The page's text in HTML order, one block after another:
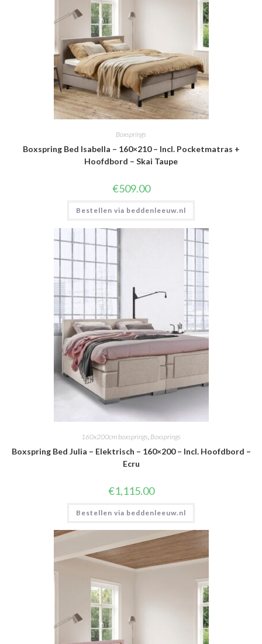
Boxsprings
Boxspring Bed Isabella – 160×210 – Incl. Pocketmatras +
Hoofdbord – Skai Taupe
€509.00
Bestellen via beddenleeuw.nl
160x200cm boxsprings Boxsprings
Boxspring Bed Julia – Elektrisch – 160×200 – Incl. Hoofdbord –
Ecru
€1,115.00
Bestellen via beddenleeuw.nl